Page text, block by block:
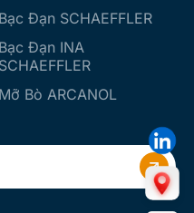
Bạc Đạn SCHAEFFLER
Bạc Đạn INA
SCHAEFFLER
Mỡ Bò ARCANOL